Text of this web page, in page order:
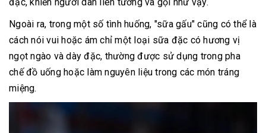
Ngoài ra, trong một số tình huống, "sữa gấu" cũng có thể là
cách nói vui hoặc ám chỉ một loại sữa đặc có hương vị
ngọt ngào và dày đặc, thường được sử dụng trong pha
chế đồ uống hoặc làm nguyên liệu trong các món tráng
miệng.